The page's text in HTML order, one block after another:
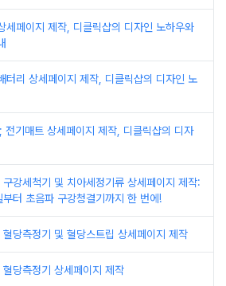
세페이지 제작, 디클릭샵의 디자인 노하우와
터리 상세페이지 제작, 디클릭샵의 디자인 노
기매트 상세페이지 제작, 디클릭샵의 디자
구강세척기 및 치아세정기류 상세페이지 제작:
부터 초음파 구강청결기까지 한 번에!
혈당측정기 및 혈당스트립 상세페이지 제작
혈당측정기 상세페이지 제작